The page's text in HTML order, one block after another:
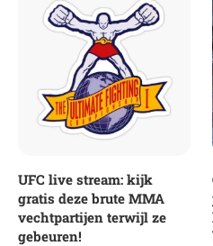
UFC live stream: kijk
gratis deze brute MMA
vechtpartijen terwijl ze
gebeuren!